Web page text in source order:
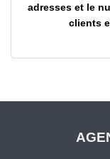
adresses et le
clients